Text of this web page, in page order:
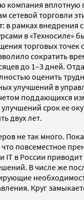
компания вплотную
сетевой торговли
в рамках внедрения
в «Техносиле»
торговых
сократить
до 1–3 дней.
оценить
улучшений в
поддающихся
срок ее
двух лет.
не так много.
что повсеместное
IT в России приводит
В числе же
Круг